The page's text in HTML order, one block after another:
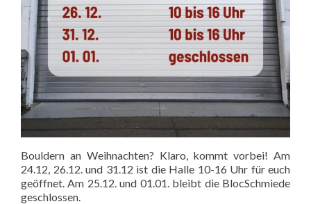
Bouldern an Weihnachten? Klaro, kommt vorbei! Am
24.12, 26.12. und 31.12 ist die Halle 10-16 Uhr für euch
geöffnet. Am 25.12. und 01.01. bleibt die BlocSchmiede
geschlossen.